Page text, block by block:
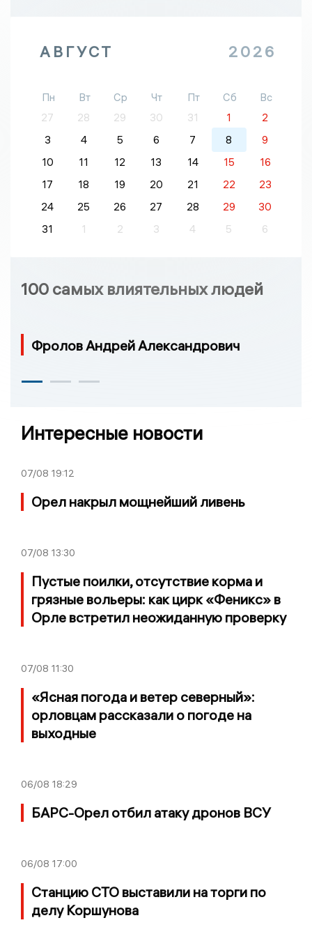
АВГУСТ 2026
Пн Вт Ср Чт Пт Сб
Вс
27
28 29 30 31 1
2
3
4 5 6 7 8
9
10
11 12 13 14 15
16
17
18 19 20 21 22
23
24
25 26 27 28 29
30
31
1 2 3 4 5 6
100 самых влиятельных людей
Фролов Андрей Александрович
Интересные новости
07/08 19:12
Орел накрыл мощнейший ливень
07/08 13:30
Пустые поилки, отсутствие корма и
грязные вольеры: как цирк «Феникс» в
Орле встретил неожиданную проверку
07/08 11:30
«Ясная погода и ветер северный»:
орловцам рассказали о погоде на
выходные
06/08 18:29
БАРС-Орел отбил атаку дронов ВСУ
06/08 17:00
Станцию СТО выставили на торги по
делу Коршунова